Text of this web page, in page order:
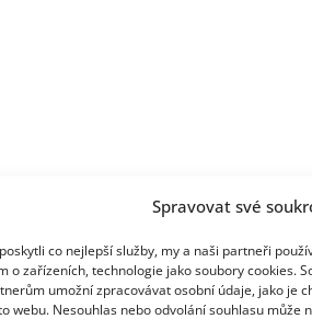
Spravovat své
co nejlepší služby, my a naši partneři
o zařízeních, technologie jako soubory cookies.
umožní zpracovávat osobní údaje, jako je
webu. Nesouhlas nebo odvolání souhlasu může